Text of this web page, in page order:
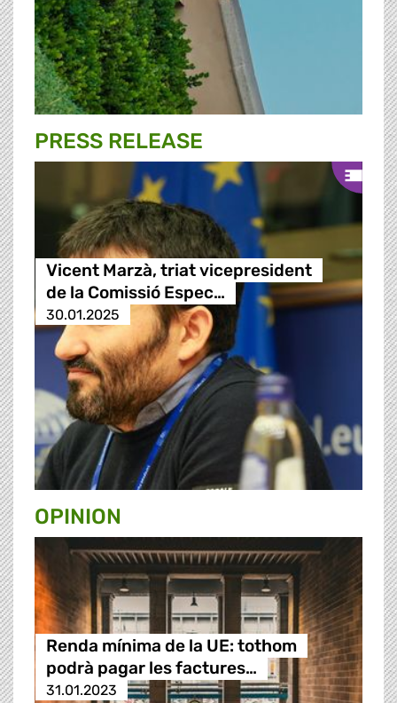
PRESS RELEASE
Vicent Marzà, triat vicepresident
de la Comissió Espec…
30.01.2025
OPINION
Renda mínima de la UE: tothom
podrà pagar les factures…
31.01.2023